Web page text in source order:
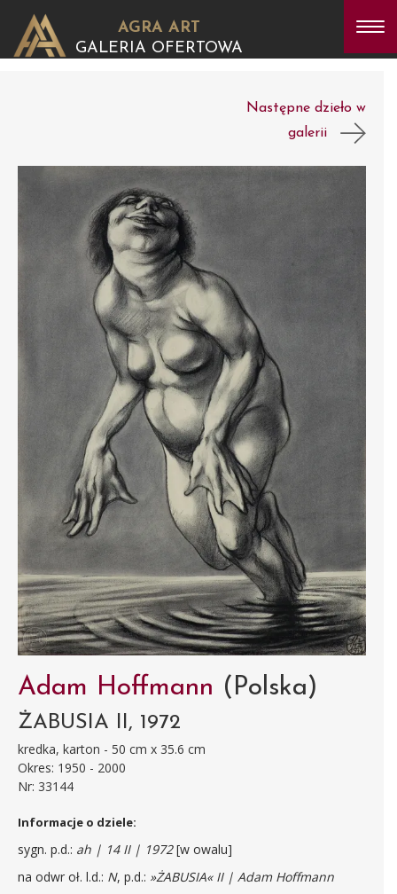
AGRA ART
GALERIA OFERTOWA
Następne dzieło w
galerii
Adam Hoffmann (Polska)
ŻABUSIA II, 1972
kredka, karton - 50 cm x 35.6 cm
Okres: 1950 - 2000
Nr: 33144
Informacje o dziele:
sygn. p.d.: ah | 14 II | 1972[w owalu]
na odwr oł. l.d.: N, p.d.: »ŻABUSIA« II | Adam Hoffmann